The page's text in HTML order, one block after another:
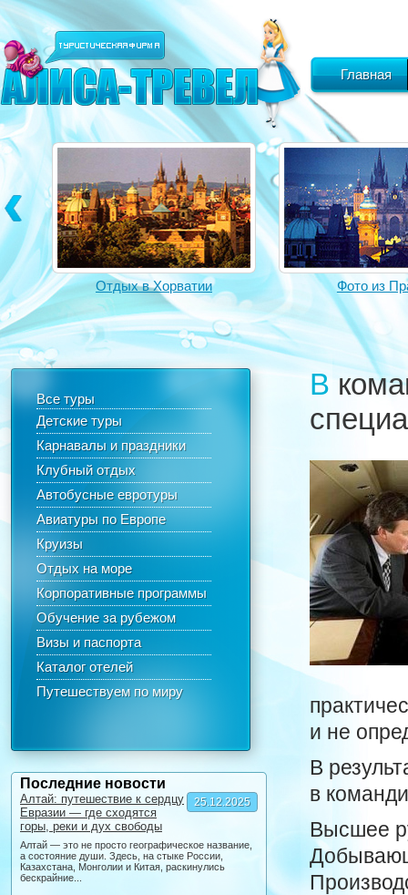
Главная
Отдых в Хорватии Фото из
Все туры
Детские туры
Карнавалы и праздники
Клубный отдых
Автобусные евротуры
Авиатуры по Европе
Круизы
Отдых на море
Корпоративные программы
Обучение за рубежом
Визы и паспорта
Каталог отелей
Путешествуем по миру
Последние новости
25.12.2025
Алтай: путешествие к сердцу
Евразии — где сходятся
горы, реки и дух свободы
Алтай — это не просто географическое название,
а состояние души. Здесь, на стыке России,
Казахстана, Монголии и Китая, раскинулись
бескрайние...
В командировки выезжают всего 26%
и не
В
в
Высшее